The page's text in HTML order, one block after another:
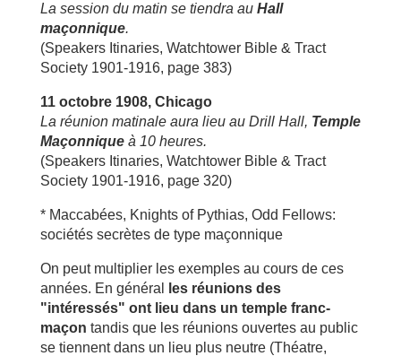
La session du matin se tiendra au Hall
maçonnique.
(Speakers Itinaries, Watchtower Bible & Tract
Society 1901-1916, page 383)
11 octobre 1908, Chicago
La réunion matinale aura lieu au Drill Hall, Temple
Maçonniqueà 10 heures.
(Speakers Itinaries, Watchtower Bible & Tract
Society 1901-1916, page 320)
* Maccabées, Knights of Pythias, Odd Fellows:
sociétés secrètes de type maçonnique
On peut multiplier les exemples au cours de ces
années. En général
les réunions des
"intéressés" ont lieu dans un temple franc-
maçon tandis que les réunions ouvertes au public
se tiennent dans un lieu plus neutre (Théatre,